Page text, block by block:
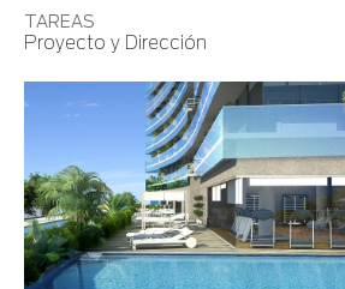
TAREAS
Proyecto y Dirección